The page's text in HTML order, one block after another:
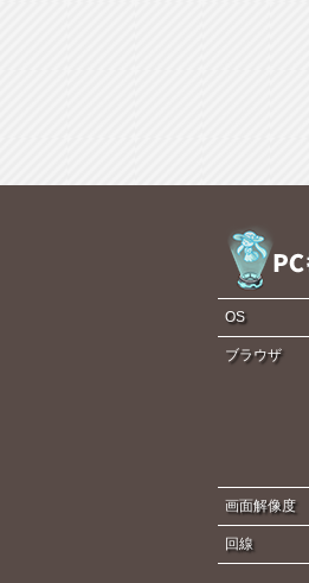
OS
ブラウザ
画面解像度
回線